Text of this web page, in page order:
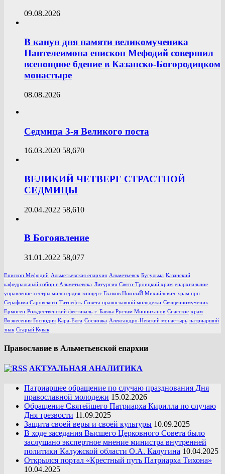
09.08.2026
В канун дня памяти великомученика
Пантелеимона епископ Мефодий совершил
всенощное бдение в Казанско-Богородицком
монастыре
08.08.2026
Седмица 3-я Великого поста
16.03.2020 58,670
ВЕЛИКИЙ ЧЕТВЕРГ СТРАСТНОЙ
СЕДМИЦЫ
20.04.2022 58,610
В Богоявление
31.01.2022 58,077
Епископ Мефодий Альметьевская епархия Альметьевск Бугульма Казанский
кафедральный собор г.Альметьевска Литургия Свято-Троицкий храм епархиальное
управление сестры милосердия концерт Глазков НиколаЙ Михайлович храм прп.
Серафима Саровского Татнефть Совета православной молодежи Священномученик
Ермоген Рождественский фестиваль г. Бавлы Рустам Минниханов Спасское храм
Вознесения Господня Кара-Елга Сосновка Александро-Невский монастырь патриарший
знак Старый Кувак
Православие в Альметьевской епархии
АКТУАЛЬНАЯ АНАЛИТИКА
Патриаршее обращение по случаю празднования Дня
православной молодежи 15.02.2026
Обращение Святейшего Патриарха Кирилла по случаю
Дня трезвости 11.09.2025
Защита своей веры и своей культуры 10.09.2025
В ходе заседания Высшего Церковного Совета было
заслушано экспертное мнение министра внутренней
политики Калужской области О.А. Калугина 10.04.2025
Открылся портал «Крестный путь Патриарха Тихона»
10.04.2025